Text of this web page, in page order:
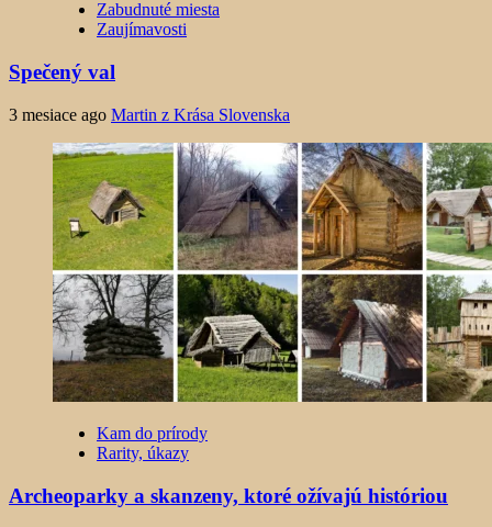
Zabudnuté miesta
Zaujímavosti
Spečený val
3 mesiace ago Martin z Krása Slovenska
Kam do prírody
Rarity, úkazy
Archeoparky a skanzeny, ktoré ožívajú históriou